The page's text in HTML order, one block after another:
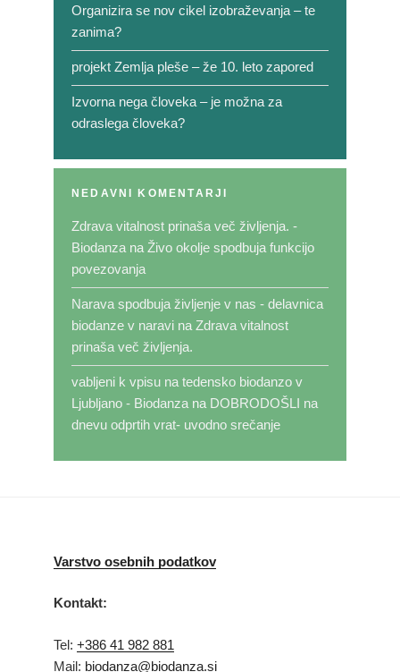
Organizira se nov cikel izobraževanja – te
zanima?
projekt Zemlja pleše – že 10. leto zapored
Izvorna nega človeka – je možna za
odraslega človeka?
NEDAVNI KOMENTARJI
Zdrava vitalnost prinaša več življenja. -
Biodanza na Živo okolje spodbuja funkcijo
povezovanja
Narava spodbuja življenje v nas - delavnica
biodanze v naravi na Zdrava vitalnost
prinaša več življenja.
vabljeni k vpisu na tedensko biodanzo v
Ljubljano - Biodanza na DOBRODOŠLI na
dnevu odprtih vrat- uvodno srečanje
Varstvo osebnih podatkov
Kontakt:
Tel: +386 41 982 881
Mail: biodanza@biodanza.si